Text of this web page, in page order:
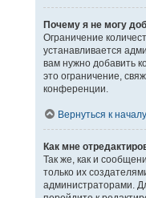
Почему я не могу
Ограничение
устанавливается
вам нужно добавить
это ограничение,
конференции.
Вернуться к началу
Как мне
Так же, как и
только их
администраторами.